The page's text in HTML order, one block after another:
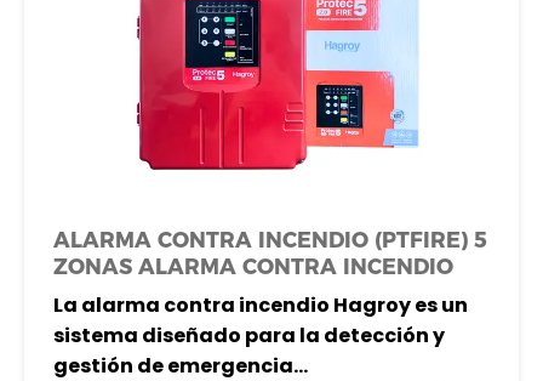
ALARMA CONTRA INCENDIO (PTFIRE) 5
ZONAS ALARMA CONTRA INCENDIO
La alarma contra incendio Hagroy es un
sistema diseñado para la detección y
gestión de emergencia...